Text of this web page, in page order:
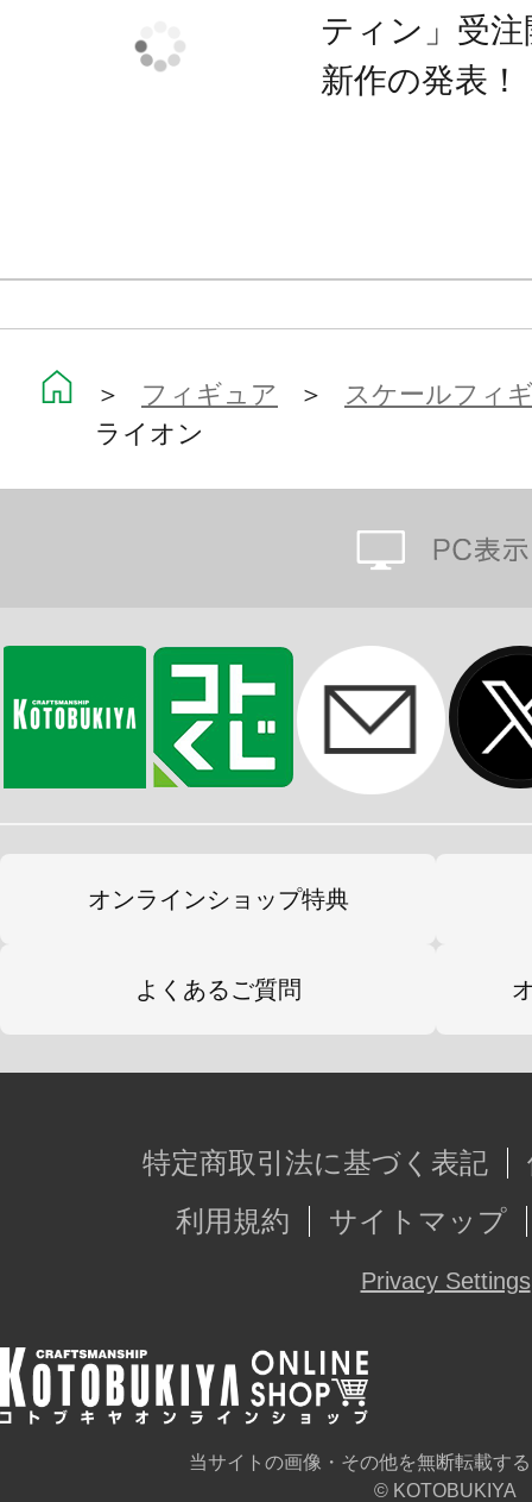
ティン」受
新作の発表！
＞ フィギュア ＞
スケールフィ
ライオン
オンラインショップ特典
よくあるご質問
特定商取引法に基づく表記
利用規約
サイトマップ
Privacy Settings
当サイトの画像・その他を無断転載す
© KOTOBUKIYA